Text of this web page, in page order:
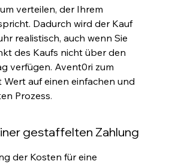
verteilen, der Ihrem
Dadurch wird der Kauf
realistisch, auch wenn Sie
des Kaufs nicht über den
verfügen. Avent0ri zum
Wert auf einen einfachen und
Prozess.
gestaffelten Zahlung
der Kosten für eine